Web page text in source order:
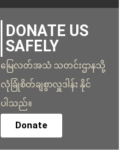
DONATE US
SAFELY
မြေလတ်အသံ သတင်းဌာနသို့
လုံခြုံစိတ်ချစွာလှူဒါန်း နိုင်
ပါသည်။
Donate